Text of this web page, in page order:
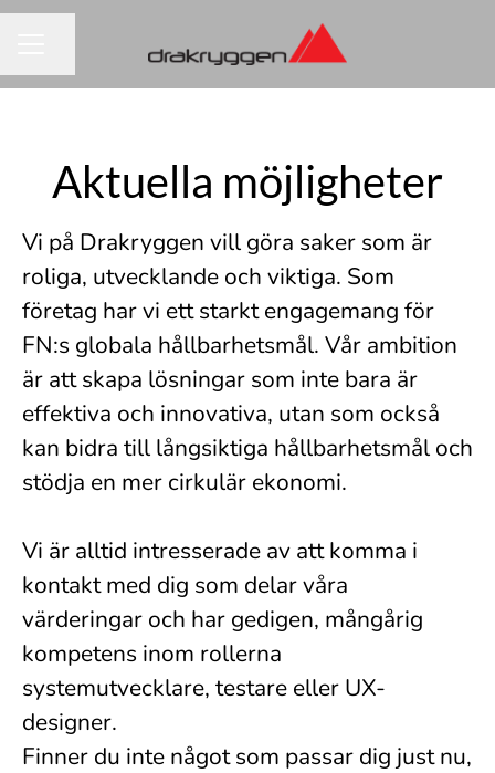
Aktuella möjligheter
Vi på Drakryggen vill göra saker som är
roliga, utvecklande och viktiga. Som
företag har vi ett starkt engagemang för
FN:s globala hållbarhetsmål. Vår ambition
är att skapa lösningar som inte bara är
effektiva och innovativa, utan som också
kan bidra till långsiktiga hållbarhetsmål och
stödja en mer cirkulär ekonomi.
Vi är alltid intresserade av att komma i
kontakt med dig som delar våra
värderingar och har gedigen, mångårig
kompetens inom rollerna
systemutvecklare, testare eller UX-
designer.
Finner du inte något som passar dig just nu,